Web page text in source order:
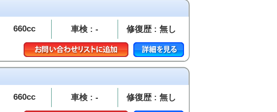
660cc 車検 : - 修復歴 : 無し
660cc 車検 : - 修復歴 : 無し